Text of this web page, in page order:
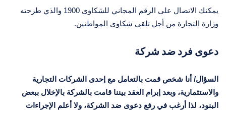
يمكنك الاتصال على الرقم المجاني للشكاوى 1900 والذي طرحته
وزارة التجارة من أجل تلقي شكاوى المواطنين.
دعوى فرد ضد شركة
السؤال/ أنا شخص قمت بالتعامل مع إحدى الشركات التجارية
والاستثمارية، وبعد إبرام العقد بيننا قامت بالشركة بالإخلال ببعض
البنود، لذا أرغب في رفع دعوى ضد الشركة، ولا أعلم الإجراءات